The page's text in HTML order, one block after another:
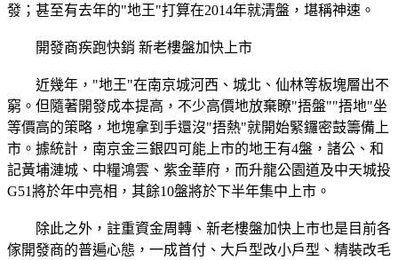
發；甚至有去年的"地王"打算在2014年就清盤，堪稱神速。
開發商疾跑快銷 新老樓盤加快上市
近幾年，"地王"在南京城河西、城北、仙林等板塊層出不
窮。但隨著開發成本提高，不少高價地放棄瞭"捂盤""捂地"坐
等價高的策略，地塊拿到手還沒"捂熱"就開始緊鑼密鼓籌備上
市。據統計，南京金三銀四可能上市的地王有4盤，諸公、和
記黃埔漣城、中糧鴻雲、紫金華府，而升龍公園道及中天城投
G51將於年中亮相，其餘10盤將於下半年集中上市。
除此之外，註重資金周轉、新老樓盤加快上市也是目前各
傢開發商的普遍心態，一成首付、大戶型改小戶型、精裝改毛